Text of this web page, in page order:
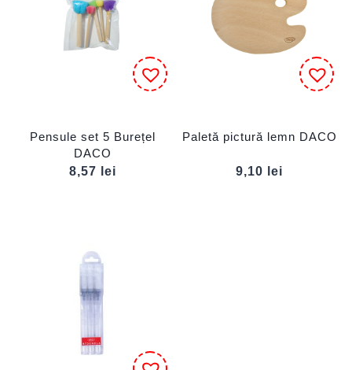
Pensule set 5 Burețel
DACO
8,57
lei
Paletă pictură lemn DACO
9,10 lei